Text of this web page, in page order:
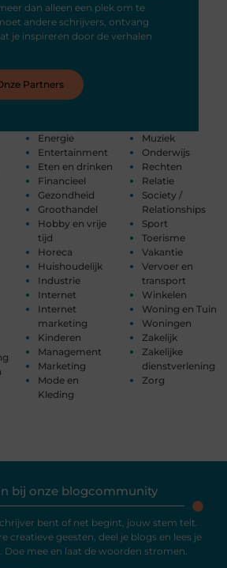
Energie
Entertainment
Eten en drinken
Financieel
Gezondheid
Groothandel
Hobby en vrije
tijd
Horeca
Huishoudelijk
Industrie
Internet
Internet
marketing
Kinderen
Management
Marketing
Mode en
Kleding
Muziek
Onderwijs
Rechten
Relatie
Society /
Relationships
Sport
Toerisme
Vakantie
Vervoer en
transport
Winkelen
Woning en Tuin
Woningen
Zakelijk
Zakelijke
dienstverlening
Zorg
dan alleen een plek om te
andere schrijvers, ontvang
je inspireren door de verhalen
Partners
bij onze blogcommunity
bent of net begint, jouw stem telt.
creatieve geesten, deel je blogs en lees je
Doe mee en laat de woorden stromen.